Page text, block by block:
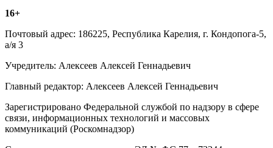
16+
Почтовый адрес: 186225, Республика Карелия, г. Кондопога-5,
а/я 3
Учредитель: Алексеев Алексей Геннадьевич
Главный редактор: Алексеев Алексей Геннадьевич
Зарегистрировано Федеральной службой по надзору в сфере
связи, информационных технологий и массовых
коммуникаций (Роскомнадзор)